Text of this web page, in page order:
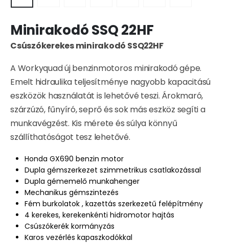
Minirakodó SSQ 22HF
Csúszókerekes minirakodó SSQ22HF
A Workyquad új benzinmotoros minirakodó gépe.
Emelt hidraulika teljesítménye nagyobb kapacitású
eszközök használatát is lehetővé teszi. Árokmaró,
szárzúzó, fűnyíró, seprő és sok más eszköz segíti a
munkavégzést. Kis mérete és súlya könnyű
szállíthatóságot tesz lehetővé.
Honda GX690 benzin motor
Dupla gémszerkezet szimmetrikus csatlakozással
Dupla gémemelő munkahenger
Mechanikus gémszintezés
Fém burkolatok , kazettás szerkezetű felépítmény
4 kerekes, kerekenkénti hidromotor hajtás
Csúszókerék kormányzás
Karos vezérlés kapaszkodókkal